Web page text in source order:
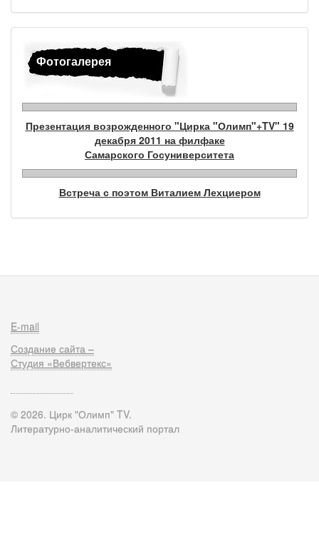
Фотогалерея
Презентация возрожденного "Цирка "Олимп"+TV" 19
декабря 2011 на филфаке
Самарского Госуниверситета
Встреча с поэтом Виталием Лехциером
E-mail
Создание сайта –
Студия «Вебвертекс»
© 2026. Цирк "Олимп" TV.
Литературно-аналитический портал